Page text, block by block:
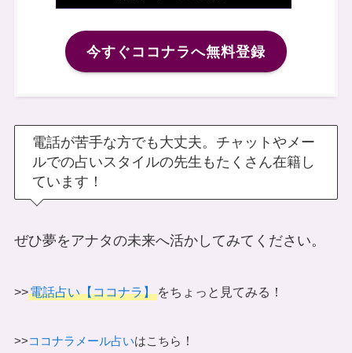
今すぐココナラへ無料登録
電話が苦手な方でも大丈夫。チャットやメー
ルでの占いスタイルの先生もたくさん在籍し
ています！
ぜひ夢をアナタの未来へ活かしてみてください。
>>電話占い【ココナラ】をちょっと見てみる！
>>ココナラメール占いはこちら ！